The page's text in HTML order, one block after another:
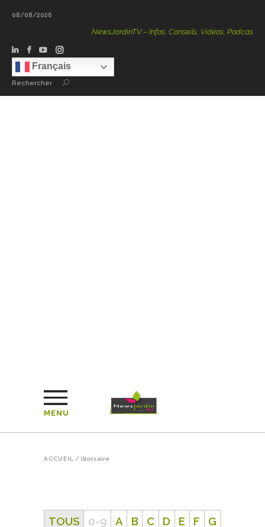
08/08/2026
NewsJardinTV – Infos, Conseils, Vidéos, Podcasts – 100
Français
Rechercher
MENU
ACCUEIL / Glossaire
TOUS 0-9 A B C D E F
G